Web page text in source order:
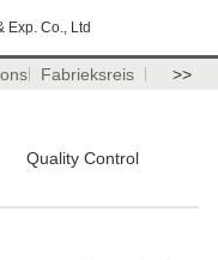
Exp. Co., Ltd
Fabrieksreis >>
Quality Control